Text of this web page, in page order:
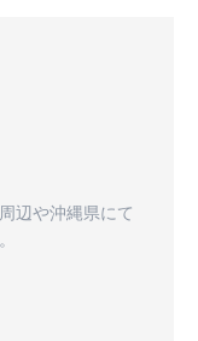
辺や沖縄県にて